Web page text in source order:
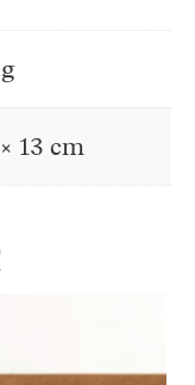
13 cm